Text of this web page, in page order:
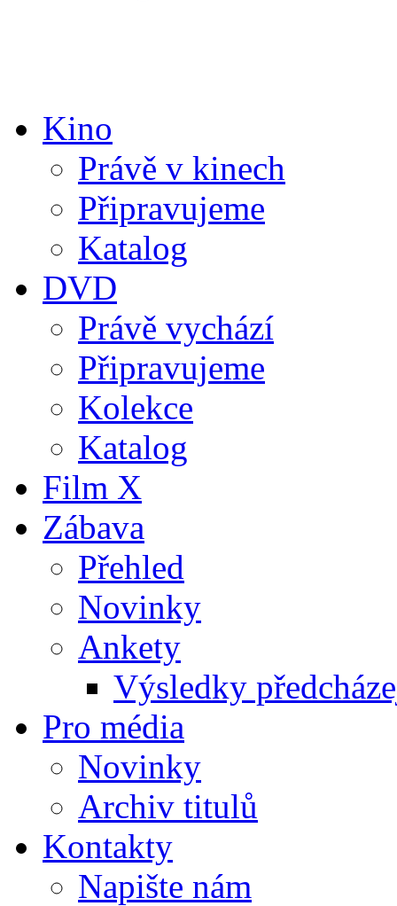
Kino
Právě v kinech
Připravujeme
Katalog
DVD
Právě vychází
Připravujeme
Kolekce
Katalog
Film X
Zábava
Přehled
Novinky
Ankety
Výsledky
Pro média
Novinky
Archiv titulů
Kontakty
Napište nám